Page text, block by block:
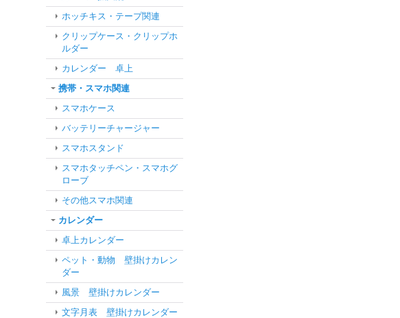
ホッチキス・テープ関連
クリップケース・クリップホ
ルダー
カレンダー 卓上
携帯・スマホ関連
スマホケース
バッテリーチャージャー
スマホスタンド
スマホタッチペン・スマホグ
ローブ
その他スマホ関連
カレンダー
卓上カレンダー
ペット・動物 壁掛けカレン
ダー
風景 壁掛けカレンダー
文字月表 壁掛けカレンダー